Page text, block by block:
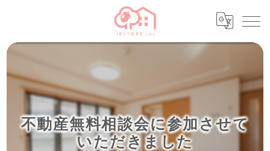
不動産無料相談会に参加させて
いただきました